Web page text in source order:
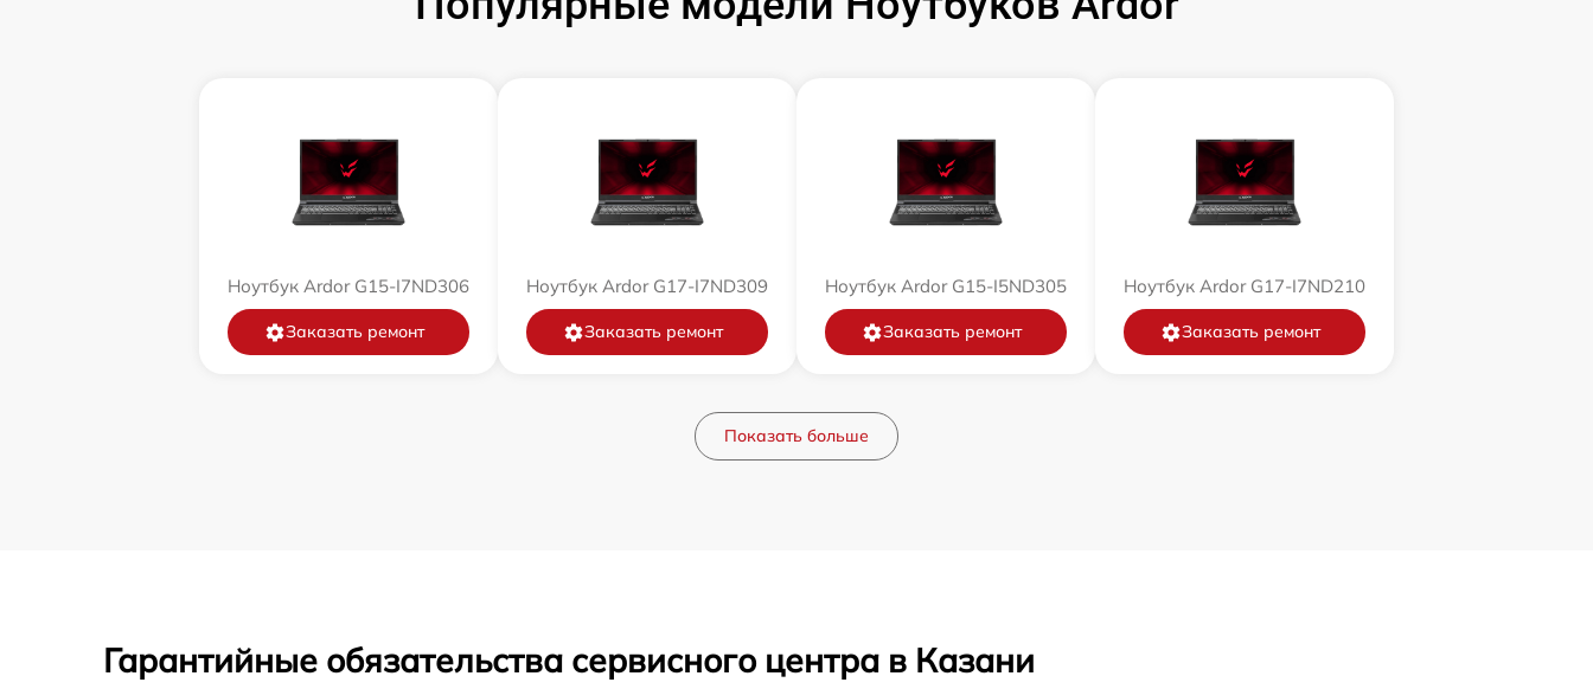
Ноутбук Ardor G15-I7ND306
Заказать ремонт
Ноутбук Ardor G17-I7ND309
Заказать ремонт
Ноутбук Ardor G15-I5ND305
Заказать ремонт
Ноутбук Ardor G17-I7ND210
Заказать ремонт
Показать больше
Гарантийные обязательства сервисного центра в Казани